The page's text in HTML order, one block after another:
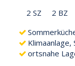
2 SZ 2 BZ
Klimaanlage,
ortsnahe